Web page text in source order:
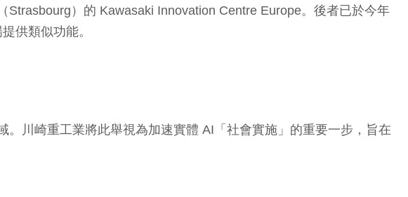
）的 Kawasaki Innovation Centre Europe。後者已於今年
供類似功能。
川崎重工業將此舉視為加速實體 AI「社會實施」的重要一步，旨在